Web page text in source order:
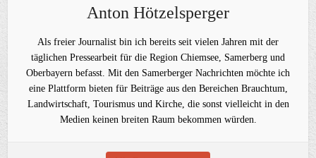
Anton Hötzelsperger
Als freier Journalist bin ich bereits seit vielen Jahren mit der
täglichen Pressearbeit für die Region Chiemsee, Samerberg und
Oberbayern befasst. Mit den Samerberger Nachrichten möchte ich
eine Plattform bieten für Beiträge aus den Bereichen Brauchtum,
Landwirtschaft, Tourismus und Kirche, die sonst vielleicht in den
Medien keinen breiten Raum bekommen würden.